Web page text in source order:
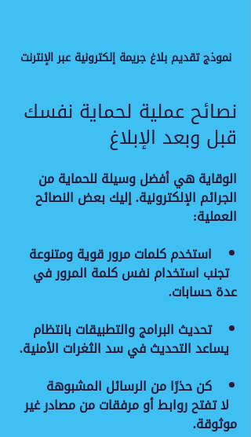
نموذج تقديم بلاغ جريمة إلكترونية عبر الإنترنت
نصائح عملية لحماية نفسك
قبل وبعد الإبلاغ
الوقاية هي أفضل وسيلة للحماية من
الجرائم الإلكترونية. إليك بعض النصائح
العملية:
استخدم كلمات مرور قوية ومتنوعة
  تجنب استخدام نفس كلمة المرور في
عدة حسابات.
تحديث البرامج والتطبيقات بانتظام
كن حذرًا من الرسائل المشبوهة
  لا تفتح روابط أو مرفقات من مصادر غير
موثوقة.